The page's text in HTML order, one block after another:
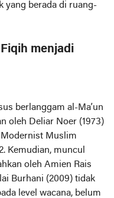
yang berada di ruang-
menjadi
berlanggam al-Ma’un
oleh Deliar Noer (1973)
Muslim
Kemudian, muncul
oleh Amien Rais
Burhani (2009) tidak
level wacana, belum